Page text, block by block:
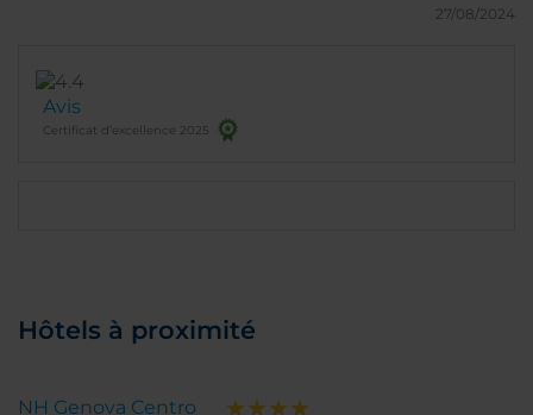
27/08/2024
Avis
Certificat d’excellence 2025
Hôtels à proximité
NH Genova Centro